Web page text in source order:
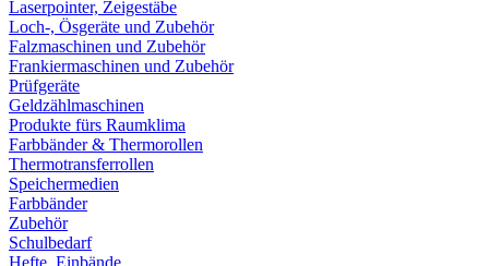
Laserpointer, Zeigestäbe
Loch-, Ösgeräte und Zubehör
Falzmaschinen und Zubehör
Frankiermaschinen und Zubehör
Prüfgeräte
Geldzählmaschinen
Produkte fürs Raumklima
Farbbänder & Thermorollen
Thermotransferrollen
Speichermedien
Farbbänder
Zubehör
Schulbedarf